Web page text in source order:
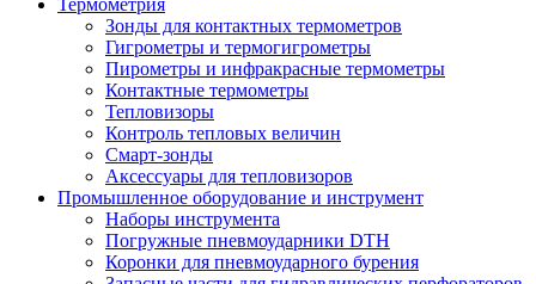
Термометрия
Зонды для контактных термометров
Гигрометры и термогигрометры
Пирометры и инфракрасные термометры
Контактные термометры
Тепловизоры
Контроль тепловых величин
Смарт-зонды
Аксессуары для тепловизоров
Промышленное оборудование и инструмент
Наборы инструмента
Погружные пневмоударники DTH
Коронки для пневмоударного бурения